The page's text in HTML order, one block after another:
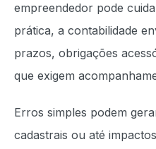
empreendedor pode
prática, a contabilidade
prazos, obrigações
que exigem
Erros simples podem
cadastrais ou até